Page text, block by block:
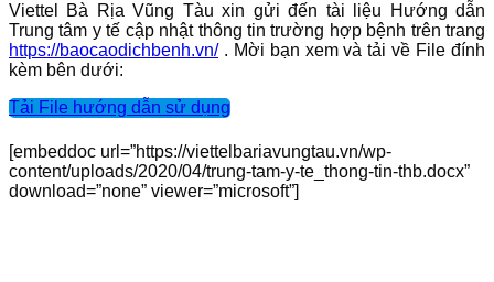
Viettel Bà Rịa Vũng Tàu xin gửi đến tài liệu Hướng dẫn
Trung tâm y tế cập nhật thông tin trường hợp bệnh trên trang
https://baocaodichbenh.vn/. Mời bạn xem và tải về File đính
kèm bên dưới:
Tải File hướng dẫn sử dụng
[embeddoc url=”https://viettelbariavungtau.vn/wp-
content/uploads/2020/04/trung-tam-y-te_thong-tin-thb.docx”
download=”none” viewer=”microsoft”]